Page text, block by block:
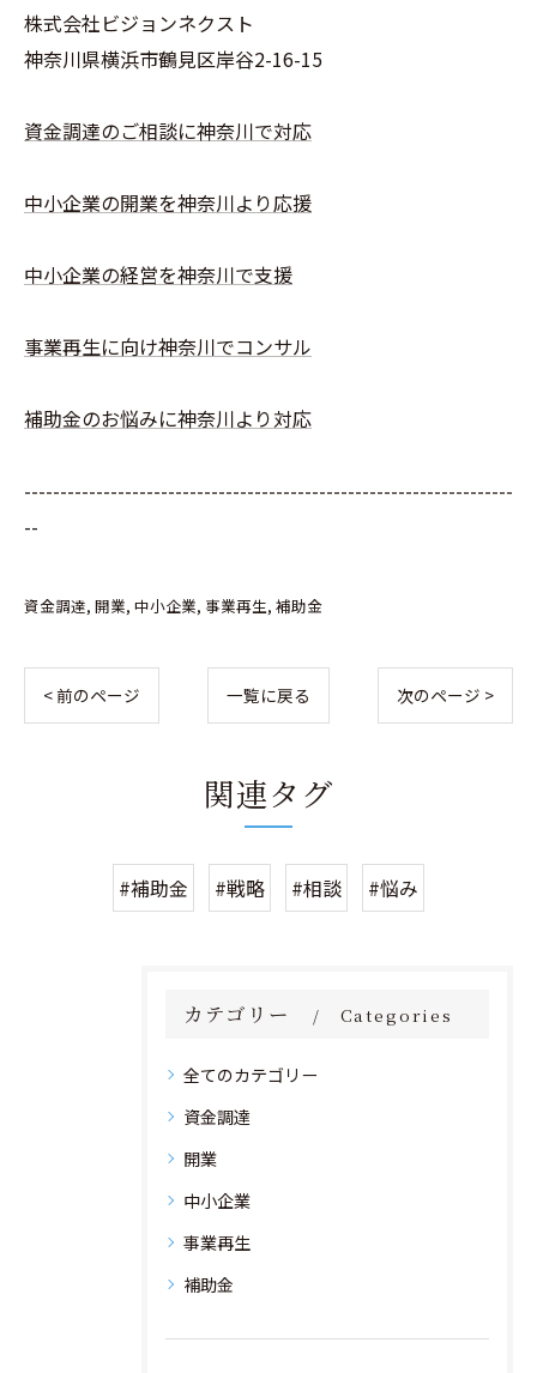
株式会社ビジョンネクスト
神奈川県横浜市鶴見区岸谷2-16-15
資金調達のご相談に神奈川で対応
中小企業の開業を神奈川より応援
中小企業の経営を神奈川で支援
事業再生に向け神奈川でコンサル
補助金のお悩みに神奈川より対応
--------------------------------------------------------------------
--
資金調達 開業 中小企業 事業再生 補助金
< 前のページ 一覧に戻る 次のページ >
関連タグ
#補助金 #戦略 #相談 #悩み
カテゴリー Categories
全てのカテゴリー
資金調達
開業
中小企業
事業再生
補助金